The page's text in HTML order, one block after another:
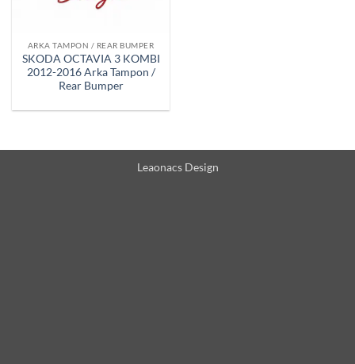
ARKA TAMPON / REAR BUMPER
SKODA OCTAVIA 3 KOMBI
2012-2016 Arka Tampon /
Rear Bumper
Leaonacs Design